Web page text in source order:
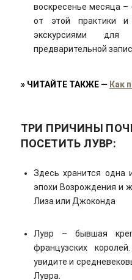
воскресенье месяца –
от этой практики
экскурсиями
предварительной
» ЧИТАЙТЕ ТАКЖЕ— Как
ТРИ ПРИЧИНЫ
ПОСЕТИТЬ ЛУВР:
Здесь хранится одна
эпохи Возрождения и
Лиза или Джоконда
Лувр – бывшая
французских
увидите и
Лувра.